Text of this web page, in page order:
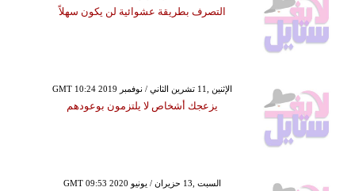
التصرف بطريقة عشوائية لن يكون سهلاً
GMT 10:24 2019 الإثنين ,11 تشرين الثاني / نوفمبر
يزعجك أشخاص لا يلتزمون بوعودهم
GMT 09:53 2020 السبت ,13 حزيران / يونيو